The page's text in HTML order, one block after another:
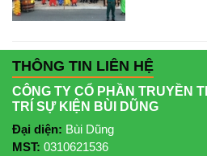
THÔNG TIN LIÊN HỆ
CÔNG TY CỔ PHẦN TRUYỀN
TRÍ SỰ KIỆN BÙI DŨNG
Đại diện: Bùi Dũng
MST: 0310621536